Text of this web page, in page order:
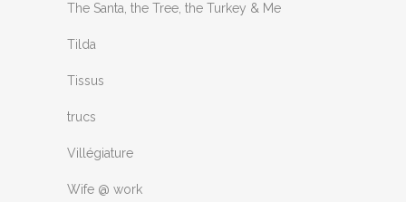
The Santa, the Tree, the Turkey & Me
Tilda
Tissus
trucs
Villégiature
Wife @ work